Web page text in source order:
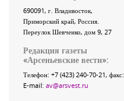
690091, г. Владивосток,
Приморский край, Россия
Переулок Шевченко, дом 9, 27
Редакция газеты
«Арсеньевские вести»:
Телефон: +7 (423) 240-70-21, факс:
E-mail: av@arsvest.ru